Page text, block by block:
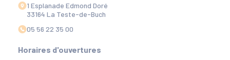
1 Esplanade Edmond Doré
33164 La Teste-de-Buch
05 56 22 35 00
Horaires d'ouvertures